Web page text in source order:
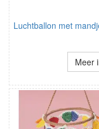
Luchtballon met
Meer